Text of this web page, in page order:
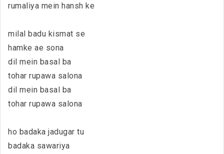
rumaliya mein hansh ke
milal badu kismat se
hamke ae sona
dil mein basal ba
tohar rupawa salona
dil mein basal ba
tohar rupawa salona
ho badaka jadugar tu
badaka sawariya